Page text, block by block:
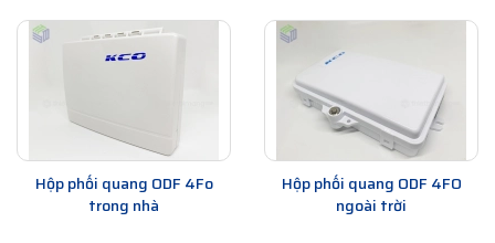
Hộp phối quang ODF 4Fo
trong nhà
Hộp phối quang ODF 4FO
ngoài trời